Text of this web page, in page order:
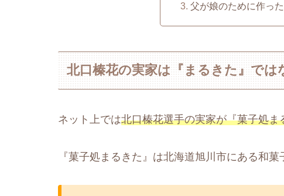
父が娘のために作っ
北口榛花の実家は『まるきた』では
ネット上では北口榛花選手の実家が『菓子処
『菓子処まるきた』は北海道旭川市にある和菓